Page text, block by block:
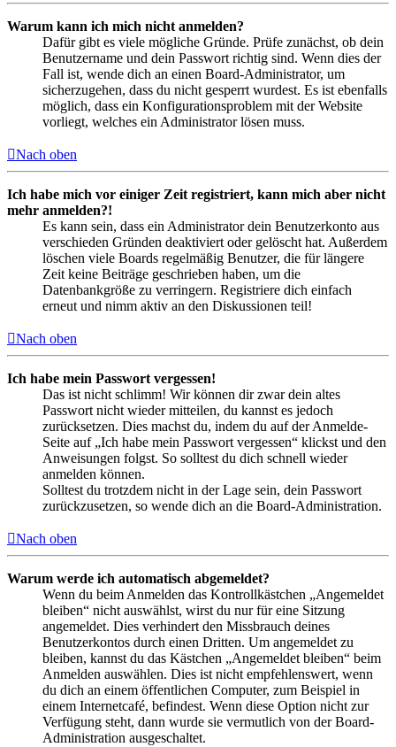
Warum kann ich mich nicht anmelden?
Dafür gibt es viele mögliche Gründe. Prüfe zunächst, ob dein
Benutzername und dein Passwort richtig sind. Wenn dies der
Fall ist, wende dich an einen Board-Administrator, um
sicherzugehen, dass du nicht gesperrt wurdest. Es ist ebenfalls
möglich, dass ein Konfigurationsproblem mit der Website
vorliegt, welches ein Administrator lösen muss.
Nach oben
Ich habe mich vor einiger Zeit registriert, kann mich aber nicht
mehr anmelden?!
Es kann sein, dass ein Administrator dein Benutzerkonto aus
verschieden Gründen deaktiviert oder gelöscht hat. Außerdem
löschen viele Boards regelmäßig Benutzer, die für längere
Zeit keine Beiträge geschrieben haben, um die
Datenbankgröße zu verringern. Registriere dich einfach
erneut und nimm aktiv an den Diskussionen teil!
Nach oben
Ich habe mein Passwort vergessen!
Das ist nicht schlimm! Wir können dir zwar dein altes
Passwort nicht wieder mitteilen, du kannst es jedoch
zurücksetzen. Dies machst du, indem du auf der Anmelde-
Seite auf „Ich habe mein Passwort vergessen“ klickst und den
Anweisungen folgst. So solltest du dich schnell wieder
anmelden können.
Solltest du trotzdem nicht in der Lage sein, dein Passwort
zurückzusetzen, so wende dich an die Board-Administration.
Nach oben
Warum werde ich automatisch abgemeldet?
Wenn du beim Anmelden das Kontrollkästchen „Angemeldet
bleiben“ nicht auswählst, wirst du nur für eine Sitzung
angemeldet. Dies verhindert den Missbrauch deines
Benutzerkontos durch einen Dritten. Um angemeldet zu
bleiben, kannst du das Kästchen „Angemeldet bleiben“ beim
Anmelden auswählen. Dies ist nicht empfehlenswert, wenn
du dich an einem öffentlichen Computer, zum Beispiel in
einem Internetcafé, befindest. Wenn diese Option nicht zur
Verfügung steht, dann wurde sie vermutlich von der Board-
Administration ausgeschaltet.